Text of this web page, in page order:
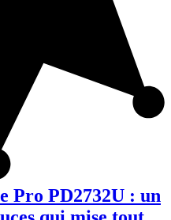
Pro PD2732U : un